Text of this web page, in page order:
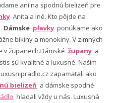
ani na spodnú bielizeň pre
Anita a iné. Kto pôjde na
Dámske plavky ponúkame ako
bikiny a monokiny. V zimných
v županech.Dámské župany a
sú kvalitné a luxusné. Našim
zapamätali ako
bielizeň a dámske spodné
hľadali vždy u nás. Luxusná